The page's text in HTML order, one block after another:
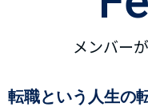
メンバー
転職という人生の